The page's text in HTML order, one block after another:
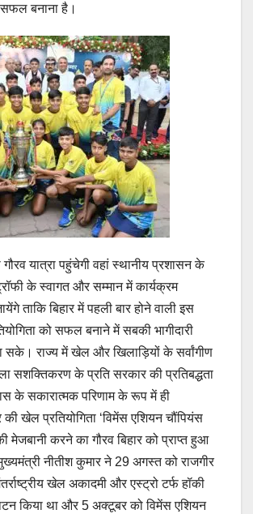
सफल बनाना है।
गौरव यात्रा पहुंचेगी वहां स्थानीय प्रशासन के
के स्वागत और सम्मान में कार्यक्रम
ताकि बिहार में पहली बार होने वाली इस
को सफल बनाने में सबकी भागीदारी
सके। राज्य में खेल और खिलाड़ियों के सर्वांगीण
सशक्तिकरण के प्रति सरकार की प्रतिबद्धता
के सकारात्मक परिणाम के रूप में ही
की खेल प्रतियोगिता ‘विमेंस एशियन चौंपियंस
मेजबानी करने का गौरव बिहार को प्राप्त हुआ
नीतीश कुमार ने 29 अगस्त को राजगीर
खेल अकादमी और एस्ट्रो टर्फ हॉकी
किया था और 5 अक्टूबर को विमेंस एशियन